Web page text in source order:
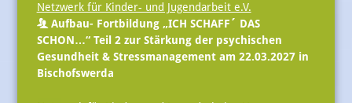
Netzwerk für Kinder- und Jugendarbeit e.V.
Aufbau- Fortbildung „ICH SCHAFF´ DAS
SCHON…“ Teil 2 zur Stärkung der psychischen
Gesundheit & Stressmanagement am 22.03.2027 in
Bischofswerda